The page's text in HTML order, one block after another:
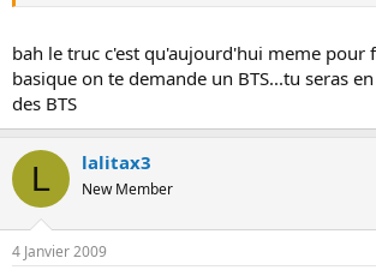
bah le truc c'est qu'aujourd'hui meme pour
basique on te demande un BTS...tu seras
des BTS
L lalitax3
New Member
4 Janvier 2009